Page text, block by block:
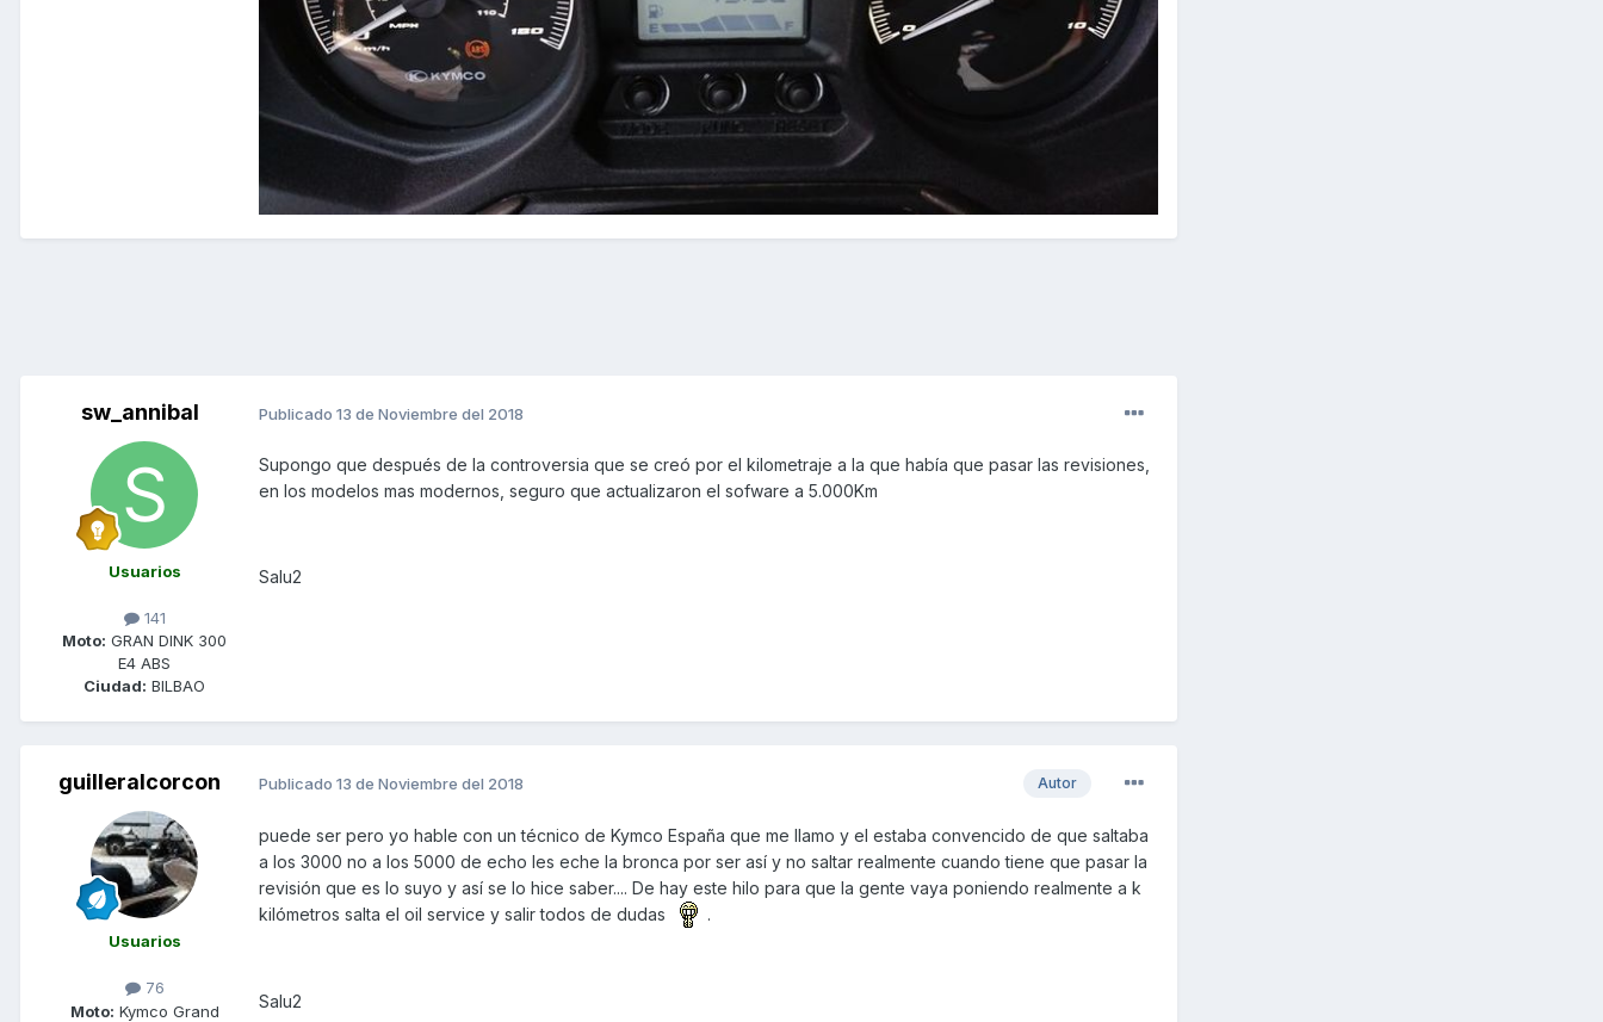
sw_annibal
Usuarios
141
Moto: GRAN DINK 300
E4 ABS
Ciudad: BILBAO
Publicado 13 de Noviembre del 2018
Supongo que después de la controversia que se creó por el kilometraje a la que había que pasar las revisiones,
en los modelos mas modernos, seguro que actualizaron el sofware a 5.000Km
Salu2
guilleralcorcon
Usuarios
76
Moto: Kymco Grand
Autor
Publicado 13 de Noviembre del 2018
puede ser pero yo hable con un técnico de Kymco España que me llamo y el estaba convencido de que saltaba
a los 3000 no a los 5000 de echo les eche la bronca por ser así y no saltar realmente cuando tiene que pasar la
revisión que es lo suyo y así se lo hice saber.... De hay este hilo para que la gente vaya poniendo realmente a k
kilómetros salta el oil service y salir todos de dudas
.
Salu2